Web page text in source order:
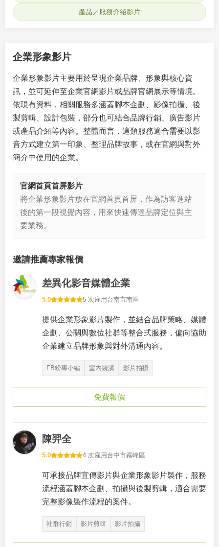
產品／服務介紹影片
企業形象影片
企業形象影片主要用於呈現企業品牌、形象與核心資
訊，並可延伸至企業官網影片或品牌官網展示等情境。
依現有資料，相關服務多涵蓋腳本企劃、影像拍攝、後
製剪輯、設計包裝，部分也可結合品牌行銷、廣告影片
或產品介紹等內容。整體而言，這類服務適合需要以影
音方式建立第一印象、整理品牌故事，或在官網與對外
簡介中使用的企業。
官網首頁首屏影片
將企業形象影片放在官網首頁首屏，作為訪客進站
後的第一段視覺內容，用來快速傳達品牌定位與主
要業務。
邀請推薦專家報價
差異化影音媒體企業
5.0 5 次雇用 台南市南區
提供企業形象影片製作，並結合品牌策略、媒體
企劃、公關與數位社群等整合式服務，偏向協助
企業建立品牌形象與對外溝通內容。
FB粉專小編 室內裝潢 影片拍攝
免費報價
陳羿全
5.0 4 次雇用 台中市霧峰區
可承接品牌宣傳影片與企業形象影片製作，服務
流程涵蓋腳本企劃、拍攝與後製剪輯，適合需要
完整影像製作流程的案件。
社群行銷 影片剪輯 影片拍攝